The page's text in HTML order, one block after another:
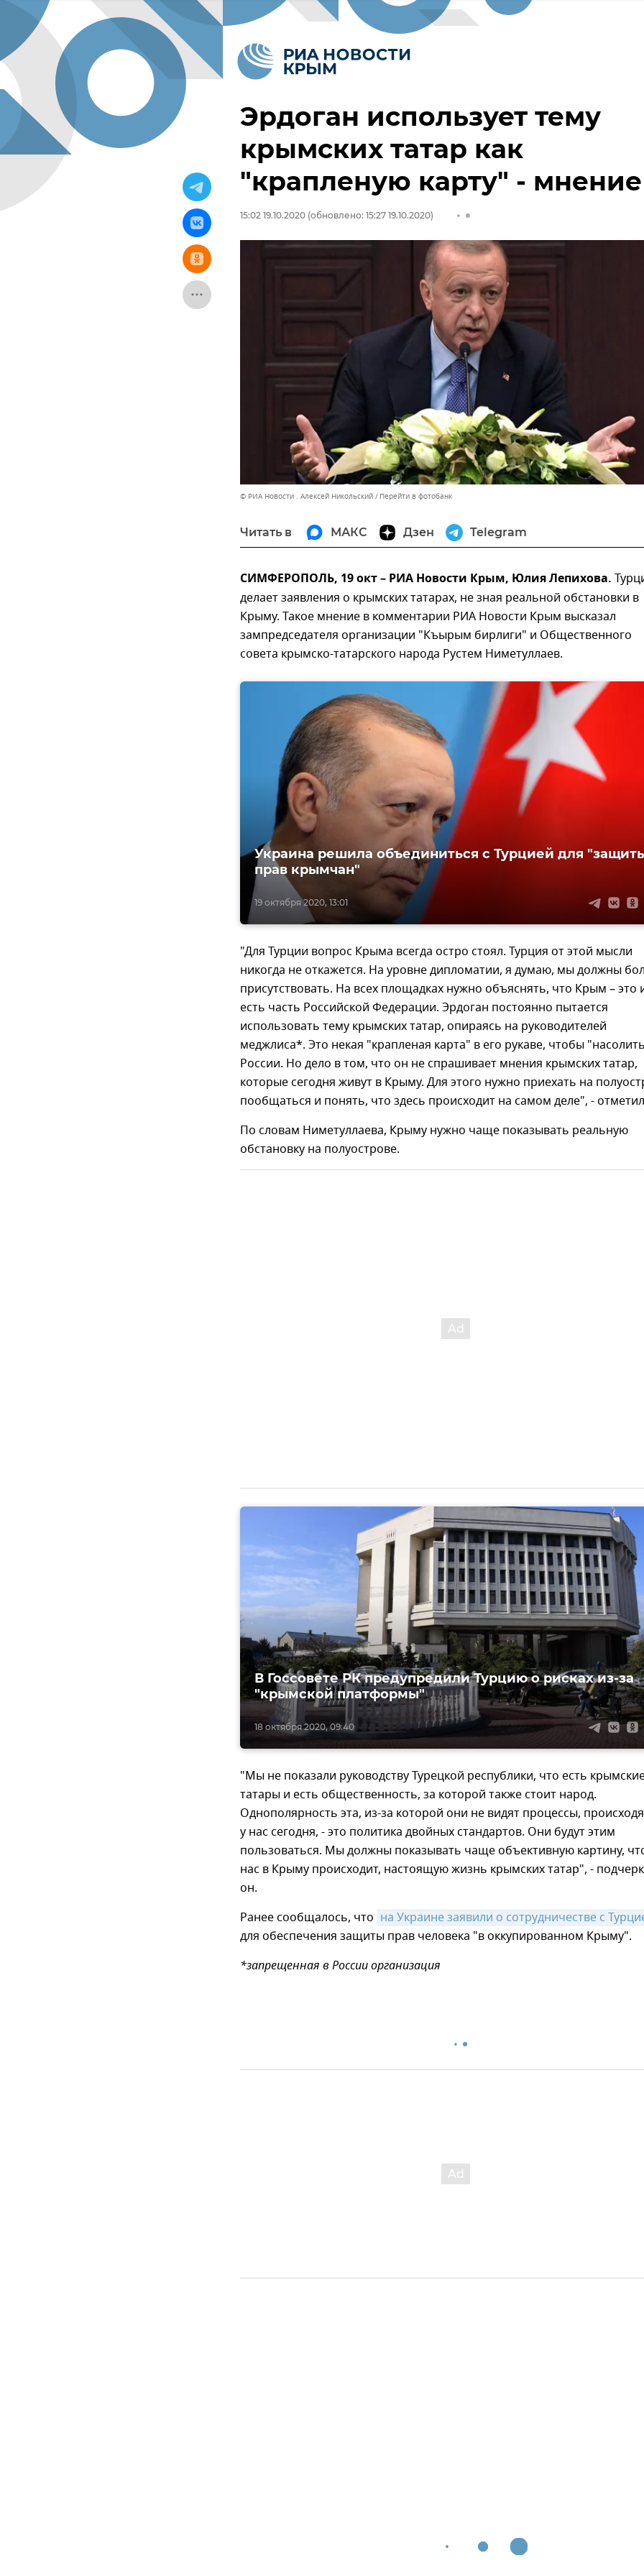
Эрдоган использует тему
крымских татар как
"крапленую карту" - мнение
15:02 19.10.2020 (обновлено: 15:27 19.10.2020)
© РИА Новости . Алексей Никольский Перейти в фотобанк
Читать в МАКС Дзен Telegram
СИМФЕРОПОЛЬ, 19 окт – РИА Новости Крым, Юлия Лепихова.
делает заявления о крымских татарах, не зная реальной обстановки в
Крыму. Такое мнение в комментарии РИА Новости Крым высказал
зампредседателя организации "Къырым бирлиги" и Общественного
совета крымско-татарского народа Рустем Ниметуллаев.
19 октября 2020, 13:01
Украина решила объединиться с Турцией для
прав крымчан"
"Для Турции вопрос Крыма всегда остро стоял. Турция от этой мысли
никогда не откажется. На уровне дипломатии, я думаю, мы должны
присутствовать. На всех площадках нужно объяснять, что Крым – это
есть часть Российской Федерации. Эрдоган постоянно пытается
использовать тему крымских татар, опираясь на руководителей
меджлиса*. Это некая "крапленая карта" в его рукаве, чтобы
России. Но дело в том, что он не спрашивает мнения крымских татар,
которые сегодня живут в Крыму. Для этого нужно приехать на
пообщаться и понять, что здесь происходит на самом деле", -
По словам Ниметуллаева, Крыму нужно чаще показывать реальную
обстановку на полуострове.
18 октября 2020, 09:40
В Госсовете РК предупредили Турцию о рисках из-за
"крымской платформы"
"Мы не показали руководству Турецкой республики, что есть
татары и есть общественность, за которой также стоит народ.
Однополярность эта, из-за которой они не видят процессы,
у нас сегодня, - это политика двойных стандартов. Они будут этим
пользоваться. Мы должны показывать чаще объективную картину,
нас в Крыму происходит, настоящую жизнь крымских татар", -
он.
Ранее сообщалось, что на Украине заявили о сотрудничестве с
для обеспечения защиты прав человека "в оккупированном Крыму".
*запрещенная в России организация